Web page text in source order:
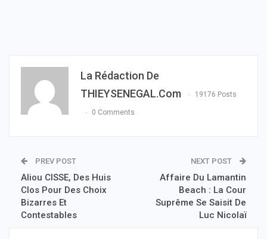
La Rédaction De
THIEYSENEGAL.com
19176 Posts
0 Comments
PREV POST
Aliou CISSE, Des Huis
Clos Pour Des Choix
Bizarres Et
Contestables
NEXT POST
Affaire Du Lamantin
Beach : La Cour
Suprême Se Saisit De
Luc Nicolaï